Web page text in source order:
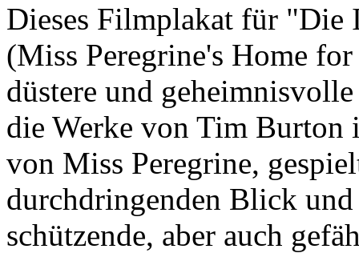
Dieses Filmplakat für "Die
(Miss Peregrine's Home
düstere und
die Werke von Tim Burton
von Miss Peregrine,
durchdringenden Blick
schützende, aber auch